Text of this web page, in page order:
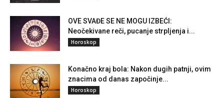
OVE SVAĐE SE NE MOGU IZBEĆI:
Neočekivane reči, pucanje strpljenja i...
Horoskop
Konačno kraj bola: Nakon dugih patnji, ovim
znacima od danas započinje...
Horoskop